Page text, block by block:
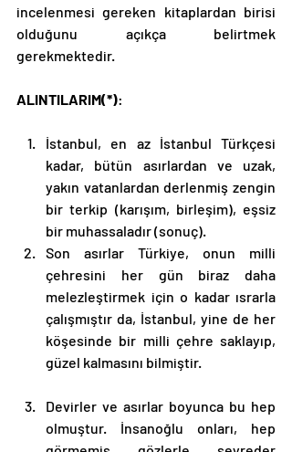
incelenmesi gereken kitaplardan birisi
olduğunu açıkça belirtmek
gerekmektedir.
ALINTILARIM(*):
İstanbul, en az İstanbul Türkçesi
kadar, bütün asırlardan ve uzak,
yakın vatanlardan derlenmiş zengin
bir terkip (karışım, birleşim), eşsiz
bir muhassaladır (sonuç).
Son asırlar Türkiye, onun milli
çehresini her gün biraz daha
melezleştirmek için o kadar ısrarla
çalışmıştır da, İstanbul, yine de her
köşesinde bir milli çehre saklayıp,
güzel kalmasını bilmiştir.
Devirler ve asırlar boyunca bu hep
olmuştur. İnsanoğlu onları, hep